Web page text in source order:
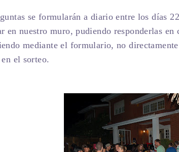
se formularán a diario entre los días
en nuestro muro, pudiendo responderlas
mediante el formulario, no
el sorteo.